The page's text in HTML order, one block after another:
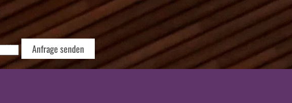
Anfrage senden